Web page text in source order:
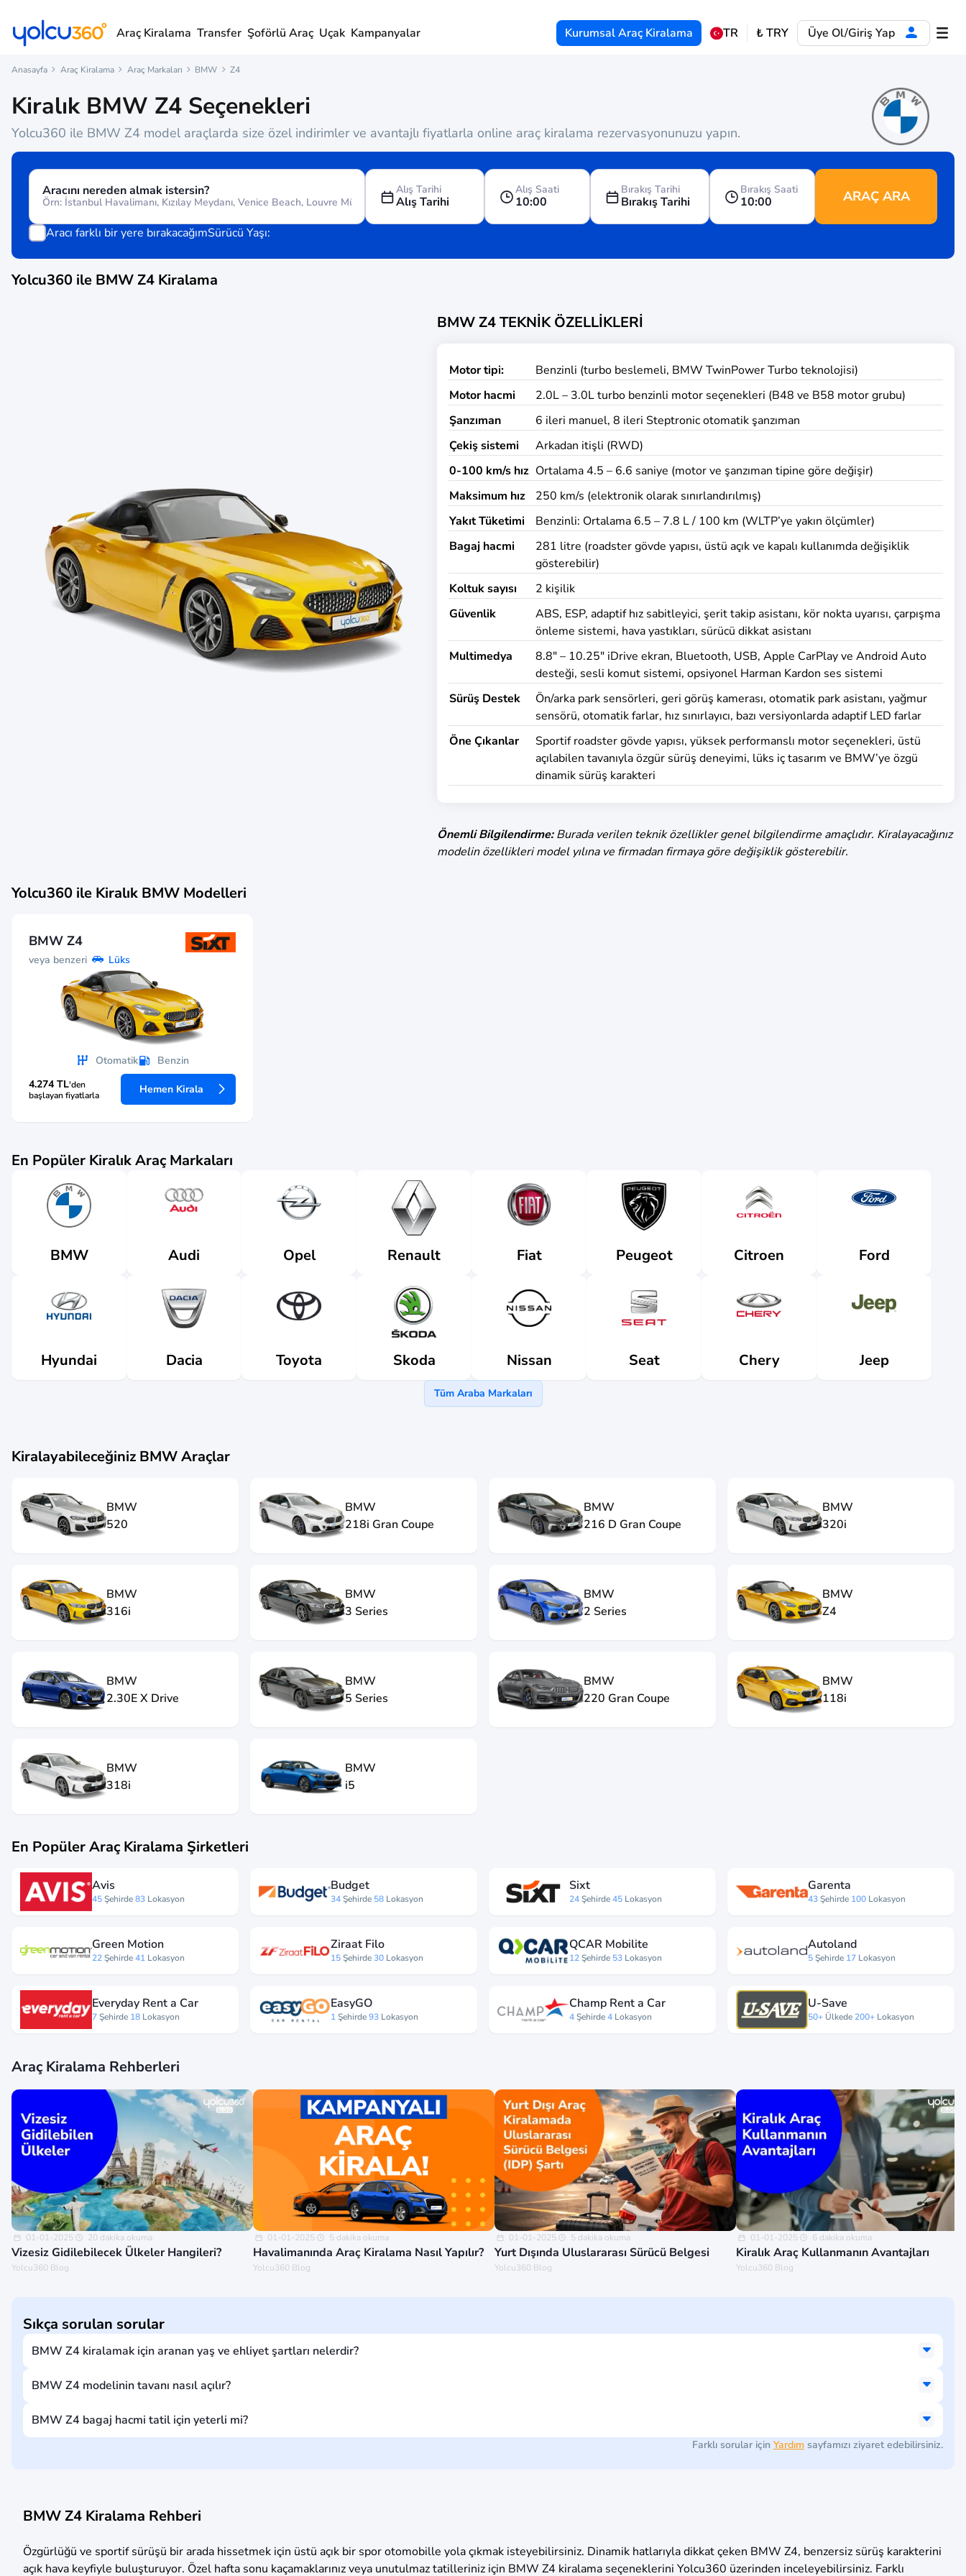
Araç Kiralama Transfer Şoförlü Araç Uçak Kampanyalar Kurumsal Araç Kiralama TR ₺ TRY Üye Ol/Giriş Yap
Anasayfa Araç Kiralama Araç Markaları BMW Z4
Kiralık BMW Z4 Seçenekleri
Yolcu360 ile BMW Z4 model araçlarda size özel indirimler ve avantajlı fiyatlarla online araç kiralama rezervasyonunuzu yapın.
Aracını nereden almak istersin? Alış Tarihi
Alış Tarihi
Alış Saati
10:00
Bırakış Tarihi
Bırakış Tarihi
Bırakış Saati
10:00 ARAÇ ARA
Aracı farklı bir yere bırakacağımSürücü Yaşı:
Yolcu360 ile BMW Z4 Kiralama
BMW Z4 TEKNİK ÖZELLİKLERİ
Motor tipi:
Benzinli (turbo beslemeli, BMW TwinPower Turbo teknolojisi)
Motor hacmi
2.0L – 3.0L turbo benzinli motor seçenekleri (B48 ve B58 motor grubu)
Şanzıman
6 ileri manuel, 8 ileri Steptronic otomatik şanzıman
Çekiş sistemi
Arkadan itişli (RWD)
0-100 km/s hız Ortalama 4.5 – 6.6 saniye (motor ve şanzıman tipine göre değişir)
Maksimum hız
250 km/s (elektronik olarak sınırlandırılmış)
Yakıt Tüketimi
Benzinli: Ortalama 6.5 – 7.8 L / 100 km (WLTP’ye yakın ölçümler)
Bagaj hacmi
281 litre (roadster gövde yapısı, üstü açık ve kapalı kullanımda değişiklik
gösterebilir)
Koltuk sayısı
2 kişilik
Güvenlik
ABS, ESP, adaptif hız sabitleyici, şerit takip asistanı, kör nokta uyarısı, çarpışma
önleme sistemi, hava yastıkları, sürücü dikkat asistanı
Multimedya
8.8" – 10.25" iDrive ekran, Bluetooth, USB, Apple CarPlay ve Android Auto
desteği, sesli komut sistemi, opsiyonel Harman Kardon ses sistemi
Sürüş Destek
Ön/arka park sensörleri, geri görüş kamerası, otomatik park asistanı, yağmur
sensörü, otomatik farlar, hız sınırlayıcı, bazı versiyonlarda adaptif LED farlar
Öne Çıkanlar
Sportif roadster gövde yapısı, yüksek performanslı motor seçenekleri, üstü
açılabilen tavanıyla özgür sürüş deneyimi, lüks iç tasarım ve BMW’ye özgü
dinamik sürüş karakteri
Önemli Bilgilendirme:Burada verilen teknik özellikler genel bilgilendirme amaçlıdır. Kiralayacağınız
modelin özellikleri model yılına ve firmadan firmaya göre değişiklik gösterebilir.
Yolcu360 ile Kiralık BMW Modelleri
BMW Z4
veya benzeri Lüks
Otomatik
Benzin
4.274 TL'den
başlayan fiyatlarla
Hemen Kirala
En Popüler Kiralık Araç Markaları
BMW Audi Opel Renault Fiat Peugeot Citroen Ford
Hyundai Dacia Toyota Skoda Nissan Seat Chery Jeep
Tüm Araba Markaları
Kiralayabileceğiniz BMWAraçlar
BMW
520
BMW
218i Gran Coupe
BMW
216 D Gran Coupe
BMW
320i
BMW
316i
BMW
3 Series
BMW
2 Series
BMW
Z4
BMW
2.30E X Drive
BMW
5 Series
BMW
220 Gran Coupe
BMW
118i
BMW
318i
BMW
i5
En Popüler Araç Kiralama Şirketleri
Avis
45Şehirde83 Lokasyon
Budget
34Şehirde 58 Lokasyon
Sixt
24Şehirde45 Lokasyon
Garenta
43Şehirde 100 Lokasyon
Green Motion
22Şehirde41 Lokasyon
Ziraat Filo
15Şehirde30 Lokasyon
QCAR Mobilite
12Şehirde 53 Lokasyon
Autoland
5Şehirde 17 Lokasyon
Everyday Rent a Car
7Şehirde 18 Lokasyon
EasyGO
1Şehirde93 Lokasyon
Champ Rent a Car
4Şehirde4 Lokasyon
U-Save
50+ Ülkede 200+ Lokasyon
Araç Kiralama Rehberleri
01-01-2025 20 dakika okuma
Vizesiz Gidilebilecek Ülkeler Hangileri?
Yolcu360 Blog
01-01-2025 5 dakika okuma
Havalimanında Araç Kiralama Nasıl Yapılır?
Yolcu360 Blog
01-01-2025 5 dakika okuma
Yurt Dışında Uluslararası Sürücü Belgesi
Yolcu360 Blog
01-01-2025 6 dakika okuma
Kiralık Araç Kullanmanın Avantajları
Yolcu360 Blog
Sıkça sorulan sorular
BMW Z4 kiralamak için aranan yaş ve ehliyet şartları nelerdir?
BMW Z4 modelinin tavanı nasıl açılır?
BMW Z4 bagaj hacmi tatil için yeterli mi?
Farklı sorular için Yardım sayfamızı ziyaret edebilirsiniz.
BMW Z4 Kiralama Rehberi
Özgürlüğü ve sportif sürüşü bir arada hissetmek için üstü açık bir spor otomobille yola çıkmak isteyebilirsiniz. Dinamik hatlarıyla dikkat çeken BMW Z4, benzersiz sürüş karakterini
açık hava keyfiyle buluşturuyor. Özel hafta sonu kaçamaklarınız veya unutulmaz tatilleriniz için BMW Z4 kiralama seçeneklerini Yolcu360 üzerinden inceleyebilirsiniz. Farklı